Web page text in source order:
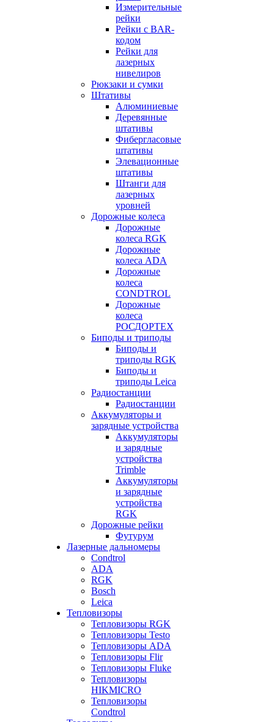
Измерительные
рейки
Рейки с BAR-
кодом
Рейки для
лазерных
нивелиров
Рюкзаки и сумки
Штативы
Алюминиевые
Деревянные
штативы
Фибергласовые
штативы
Элевационные
штативы
Штанги для
лазерных
уровней
Дорожные колеса
Дорожные
колеса RGK
Дорожные
колеса ADA
Дорожные
колеса
CONDTROL
Дорожные
колеса
РОСДОРТЕХ
Биподы и триподы
Биподы и
триподы RGK
Биподы и
триподы Leica
Радиостанции
Радиостанции
Аккумуляторы и
зарядные устройства
Аккумуляторы
и зарядные
устройства
Trimble
Аккумуляторы
и зарядные
устройства
RGK
Дорожные рейки
Футурум
Лазерные дальномеры
Condtrol
ADA
RGK
Bosch
Leica
Тепловизоры
Тепловизоры RGK
Тепловизоры Testo
Тепловизоры ADA
Тепловизоры Flir
Тепловизоры Fluke
Тепловизоры
HIKMICRO
Тепловизоры
Condtrol